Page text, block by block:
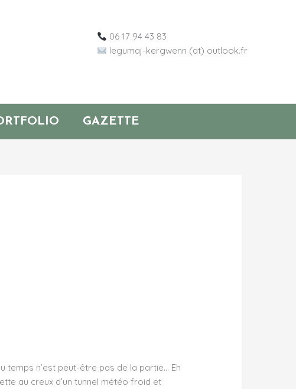
06 17 94 43 83
legumaj-kergwenn (at) outlook.fr
GAZETTE
temps n’est peut-être pas de la partie… Eh
au creux d’un tunnel météo froid et